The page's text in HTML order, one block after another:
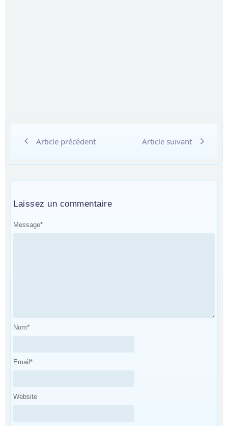
Article précédent Article suivant
Laissez un commentaire
Message*
Nom*
Email *
Website